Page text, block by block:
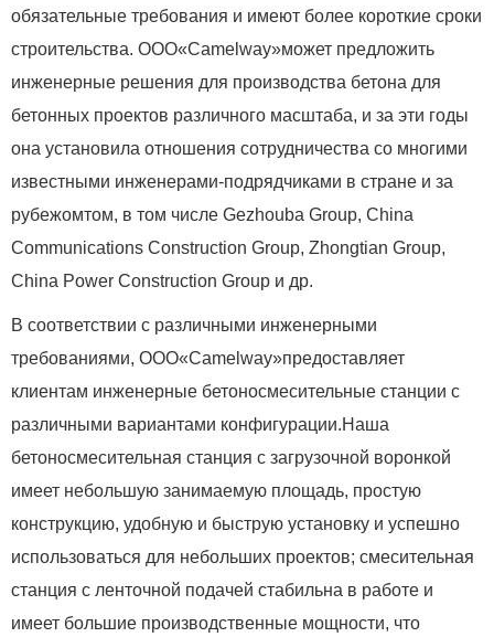
обязательные требования и имеют более короткие сроки
строительства. ООО«Camelway»может предложить
инженерные решения для производства бетона для
бетонных проектов различного масштаба, и за эти годы
она установила отношения сотрудничества со многими
известными инженерами-подрядчиками в стране и за
рубежомтом, в том числе Gezhouba Group, China
Communications Construction Group, Zhongtian Group,
China Power Construction Group и др.
В соответствии с различными инженерными
требованиями, ООО«Camelway»предоставляет
клиентам инженерные бетоносмесительные станции с
различными вариантами конфигурации.Наша
бетоносмесительная станция с загрузочной воронкой
имеет небольшую занимаемую площадь, простую
конструкцию, удобную и быструю установку и успешно
использоваться для небольших проектов; смесительная
станция с ленточной подачей стабильна в работе и
имеет большие производственные мощности, что